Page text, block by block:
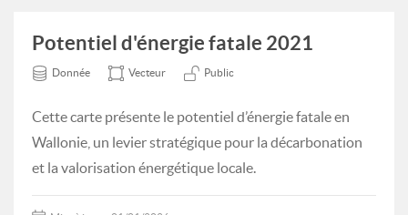
Potentiel d'énergie fatale 2021
Donnée Vecteur Public
Cette carte présente le potentiel d’énergie fatale en
Wallonie, un levier stratégique pour la décarbonation
et la valorisation énergétique locale.